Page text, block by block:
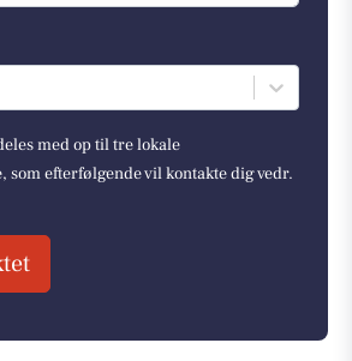
med op til tre lokale
efterfølgende vil kontakte dig vedr.